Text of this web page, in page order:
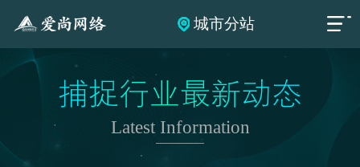
城市分站
捕捉行业最新动态
Latest Information